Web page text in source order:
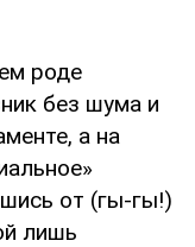
роде
без шума и
а на
от (гы-гы!)
лишь